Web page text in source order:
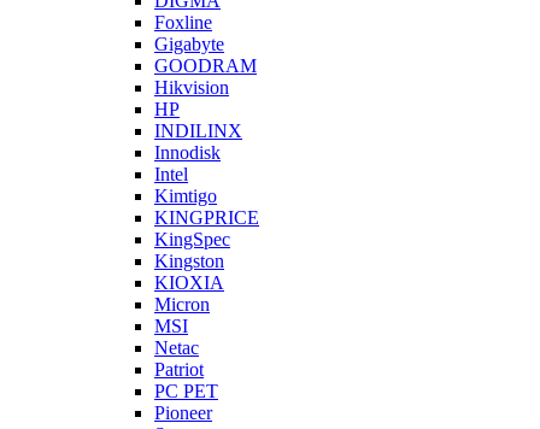
Foxline
Gigabyte
GOODRAM
Hikvision
HP
INDILINX
Innodisk
Intel
Kimtigo
KINGPRICE
KingSpec
Kingston
KIOXIA
Micron
MSI
Netac
Patriot
PC PET
Pioneer